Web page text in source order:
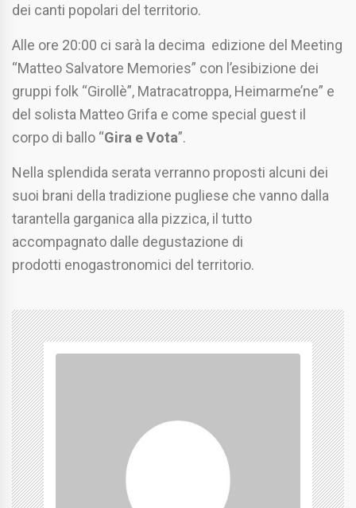
dei canti popolari del territorio.
Alle ore 20:00 ci sarà la decima edizione del Meeting
“Matteo Salvatore Memories” con l’esibizione dei
gruppi folk “Girollè”, Matracatroppa, Heimarme’ne” e
del solista Matteo Grifa e come special guest il
corpo di ballo “Gira e Vota”.
Nella splendida serata verranno proposti alcuni dei
suoi brani della tradizione pugliese che vanno dalla
tarantella garganica alla pizzica, il tutto
accompagnato dalle degustazione di
prodotti enogastronomici del territorio.